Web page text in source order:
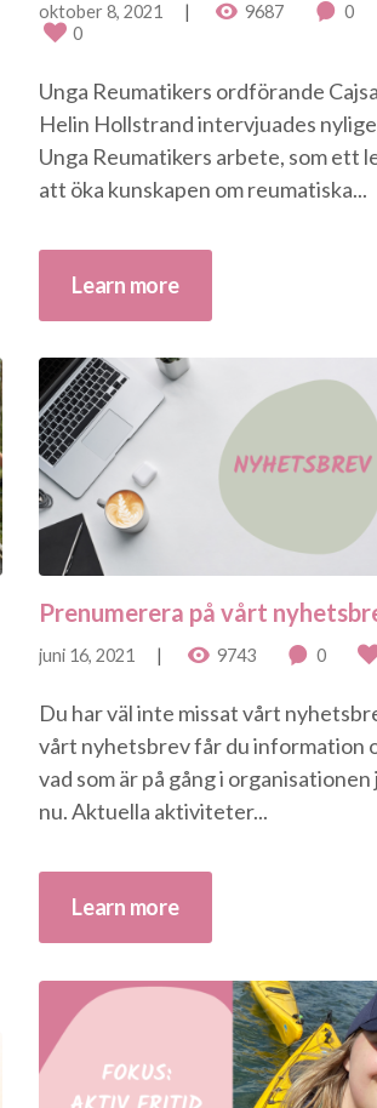
oktober 8, 2021 9687
0
0
Unga Reumatikers ordförande Cajsa
Helin Hollstrand intervjuades
Unga Reumatikers arbete, som ett
att öka kunskapen om reumatiska...
Learn more
Prenumerera på vårt
juni 16, 2021 9743 0
Du har väl inte missat vårt
vårt nyhetsbrev får du information
vad som är på gång i organisationen
nu. Aktuella aktiviteter...
Learn more